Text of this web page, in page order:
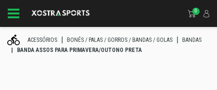
0
ACESSÓRIOS BONÉS / PALAS / GORROS / BANDAS / GOLAS
BANDAS
BANDA ASSOS PARA PRIMAVERA/OUTONO PRETA